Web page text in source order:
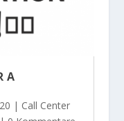
A
| Call Center